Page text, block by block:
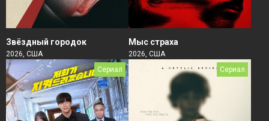
Звёздный городок
2026, США
Мыс страха
2026, США
Сериал
Сериал